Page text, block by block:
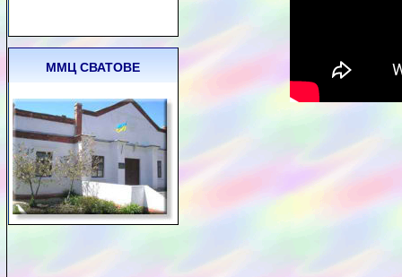
ММЦ СВАТОВЕ